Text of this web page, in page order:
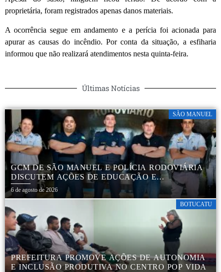
proprietária, foram registrados apenas danos materiais.
A ocorrência segue em andamento e a perícia foi acionada para
apurar as causas do incêndio. Por conta da situação, a esfiharia
informou que não realizará atendimentos nesta quinta-feira.
Últimas Notícias
SÃO MANUEL
GCM DE SÃO MANUEL E POLÍCIA RODOVIÁRIA
DISCUTEM AÇÕES DE EDUCAÇÃO E
SEGURANÇA NO TRÂNSITO
6 de agosto de 2026
BOTUCATU
PREFEITURA PROMOVE AÇÕES DE AUTONOMIA
E INCLUSÃO PRODUTIVA NO CENTRO POP VIDA